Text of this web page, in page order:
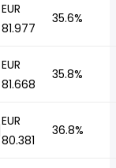
EUR
81.977
35.6%
EUR
81.668
35.8%
EUR
80.381
36.8%